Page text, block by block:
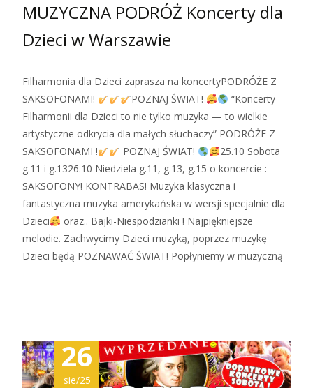
MUZYCZNA PODRÓŻ Koncerty dla
Dzieci w Warszawie
Filharmonia dla Dzieci zaprasza na koncertyPODRÓŻE Z
SAKSOFONAMI!
POZNAJ ŚWIAT!
“Koncerty
Filharmonii dla Dzieci to nie tylko muzyka — to wielkie
artystyczne odkrycia dla małych słuchaczy” PODRÓŻE Z
SAKSOFONAMI !
POZNAJ ŚWIAT!
25.10 Sobota
g.11 i g.1326.10 Niedziela g.11, g.13, g.15 o koncercie :
SAKSOFONY! KONTRABAS! Muzyka klasyczna i
fantastyczna muzyka amerykańska w wersji specjalnie dla
Dzieci
oraz.. Bajki-Niespodzianki ! Najpiękniejsze
melodie. Zachwycimy Dzieci muzyką, poprzez muzykę
Dzieci będą POZNAWAĆ ŚWIAT! Popłyniemy w muzyczną
26
sie/25